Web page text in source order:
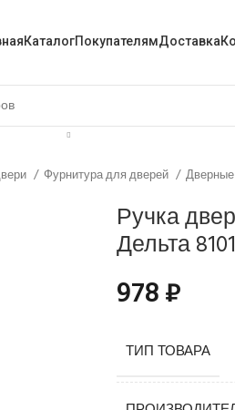
КаталогПокупателямДоставка
Фурнитура для дверей
Ручка
Дельта
978₽
ТИП ТОВАРА